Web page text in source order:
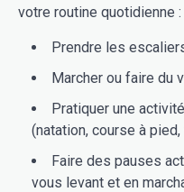
votre routine quotidienne :
Prendre les
Marcher ou faire du
Pratiquer une
(natation, course à pied,
Faire des pauses
vous levant et en